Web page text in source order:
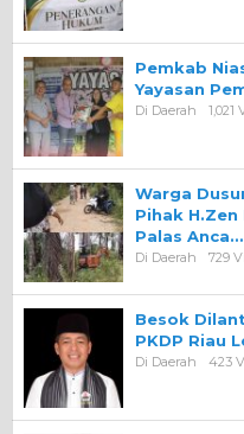
Pemkab
Yayasan
Di Daerah 1,021
Warga
Pihak
Palas Anca…
Di Daerah 729
Besok
PKDP Riau
Di Daerah 423